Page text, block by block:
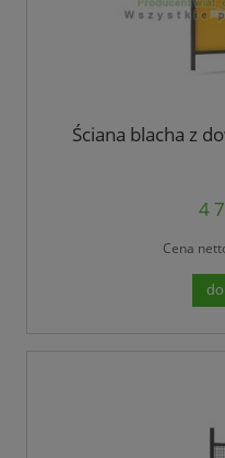
Ściana blacha z
4
Cena